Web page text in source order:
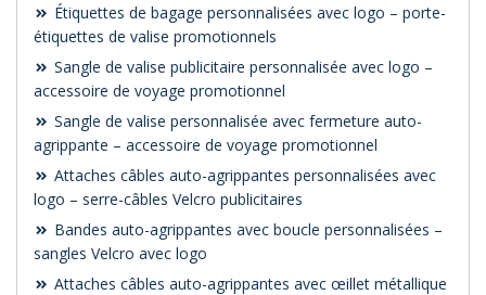
Étiquettes de bagage personnalisées avec logo – porte-
étiquettes de valise promotionnels
Sangle de valise publicitaire personnalisée avec logo –
accessoire de voyage promotionnel
Sangle de valise personnalisée avec fermeture auto-
agrippante – accessoire de voyage promotionnel
Attaches câbles auto-agrippantes personnalisées avec
logo – serre-câbles Velcro publicitaires
Bandes auto-agrippantes avec boucle personnalisées –
sangles Velcro avec logo
Attaches câbles auto-agrippantes avec œillet métallique